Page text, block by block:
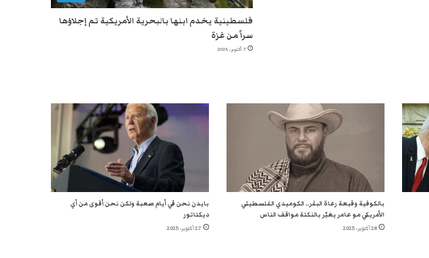
فلسطينية يخدم ابنها بالبحرية الأمريكية تم إجلاؤها
سراً من غزة
7 أكتوبر، 2025
بالكوفية وقبعة رعاة البقر.. الكوميدي الفلسطيني
الأمريكي مو عامر يغيّر بالنكتة مواقف الناس
28 أكتوبر، 2025
بايدن نحن في أيام صعبة ولكن نحن أقوى من أي
ديكتاتور
27 أكتوبر، 2025